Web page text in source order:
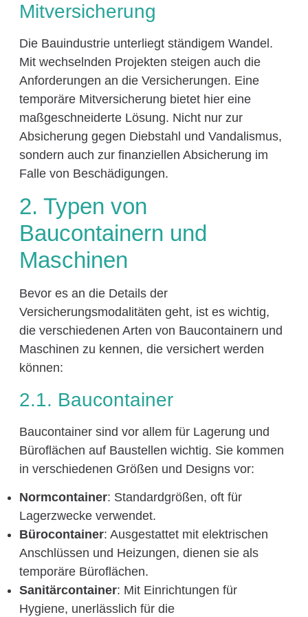
Mitversicherung
Die Bauindustrie unterliegt ständigem Wandel.
Mit wechselnden Projekten steigen auch die
Anforderungen an die Versicherungen. Eine
temporäre Mitversicherung bietet hier eine
maßgeschneiderte Lösung. Nicht nur zur
Absicherung gegen Diebstahl und Vandalismus,
sondern auch zur finanziellen Absicherung im
Falle von Beschädigungen.
2. Typen von
Baucontainern und
Maschinen
Bevor es an die Details der
Versicherungsmodalitäten geht, ist es wichtig,
die verschiedenen Arten von Baucontainern und
Maschinen zu kennen, die versichert werden
können:
2.1. Baucontainer
Baucontainer sind vor allem für Lagerung und
Büroflächen auf Baustellen wichtig. Sie kommen
in verschiedenen Größen und Designs vor:
Normcontainer: Standardgrößen, oft für
Lagerzwecke verwendet.
Bürocontainer: Ausgestattet mit elektrischen
Anschlüssen und Heizungen, dienen sie als
temporäre Büroflächen.
Sanitärcontainer: Mit Einrichtungen für
Hygiene, unerlässlich für die